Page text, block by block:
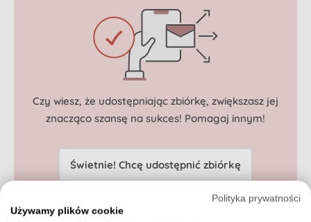
Czy wiesz, że udostępniając zbiórkę, zwiększasz jej
znacząco szansę na sukces! Pomagaj innym!
Świetnie! Chcę udostępnić zbiórkę
Polityka prywatności
Używamy plików cookie